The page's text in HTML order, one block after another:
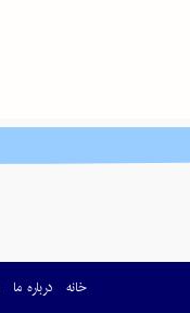
برسانیم؟
یا خطری پنهان؟
آرامش کویرهای بکر
خانه درباره ما